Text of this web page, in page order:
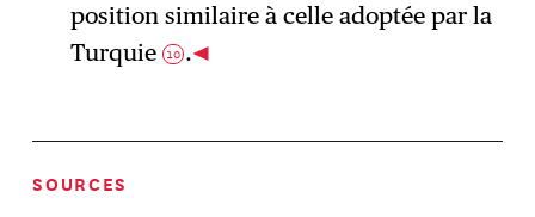
position similaire à celle adoptée par la
Turquie 10 .
SOURCES